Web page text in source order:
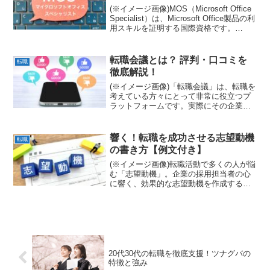
(※イメージ画像)MOS（Microsoft Office
Specialist）は、Microsoft Office製品の利
用スキルを証明する国際資格です。
転職
転職会議とは？ 評判・口コミを
徹底解説！
(※イメージ画像)「転職会議」は、転職を
考えている方々にとって非常に役立つプ
ラットフォームです。実際にその企業で
が最大の特徴です。給与水準、残業時
間、職場の雰囲気、企業...
転職
響く！転職を成功させる志望動機
の書き方【例文付き】
(※イメージ画像)転職活動で多くの人が悩
む「志望動機」。企業の採用担当者の心
に響く、効果的な志望動機を作成するた
20代30代の転職を徹底支援！ツナグバの
特徴と強み